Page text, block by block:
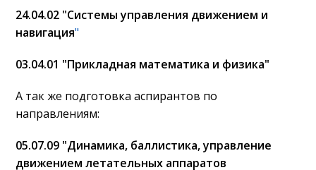
24.04.02 "Системы управления движением и
навигация"
03.04.01 "Прикладная математика и физика"
А так же подготовка аспирантов по
направлениям:
05.07.09 "Динамика, баллистика, управление
движением летательных аппаратов